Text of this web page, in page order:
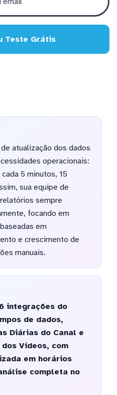
Teste Grátis
atualização dos dados
operacionais:
5 minutos, 15
sua equipe de
sempre
focando em
em
e crescimento de
manuais.
integrações do
de dados,
Diárias do Canal e
Vídeos, com
em horários
completa no